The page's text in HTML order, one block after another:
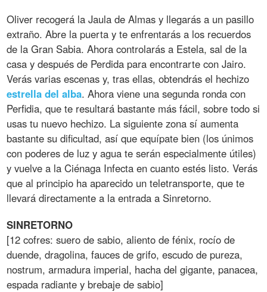
Oliver recogerá la Jaula de Almas y llegarás a un pasillo
extraño. Abre la puerta y te enfrentarás a los recuerdos
de la Gran Sabia. Ahora controlarás a Estela, sal de la
casa y después de Perdida para encontrarte con Jairo.
Verás varias escenas y, tras ellas, obtendrás el hechizo
estrella del alba. Ahora viene una segunda ronda con
Perfidia, que te resultará bastante más fácil, sobre todo si
usas tu nuevo hechizo. La siguiente zona sí aumenta
bastante su dificultad, así que equípate bien (los únimos
con poderes de luz y agua te serán especialmente útiles)
y vuelve a la Ciénaga Infecta en cuanto estés listo. Verás
que al principio ha aparecido un teletransporte, que te
llevará directamente a la entrada a Sinretorno.
SINRETORNO
[12 cofres: suero de sabio, aliento de fénix, rocío de
duende, dragolina, fauces de grifo, escudo de pureza,
nostrum, armadura imperial, hacha del gigante, panacea,
espada radiante y brebaje de sabio]